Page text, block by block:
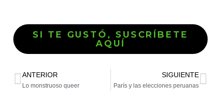
SI TE GUSTÓ, SUSCRÍBETE
AQUÍ
ANTERIOR
Lo monstruoso queer
SIGUIENTE
París y las elecciones peruanas